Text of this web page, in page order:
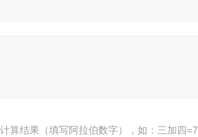
算结果（填写阿拉伯数字），如：三加四=7